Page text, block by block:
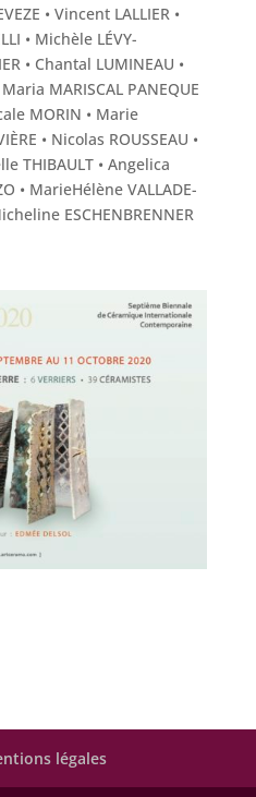
• Vincent LALLIER •
• Michèle LÉVY-
• Chantal LUMINEAU •
MARISCAL PANEQUE
MORIN • Marie
• Nicolas ROUSSEAU •
THIBAULT • Angelica
• Marie­Hélène VALLADE-
ESCHENBRENNER
légales